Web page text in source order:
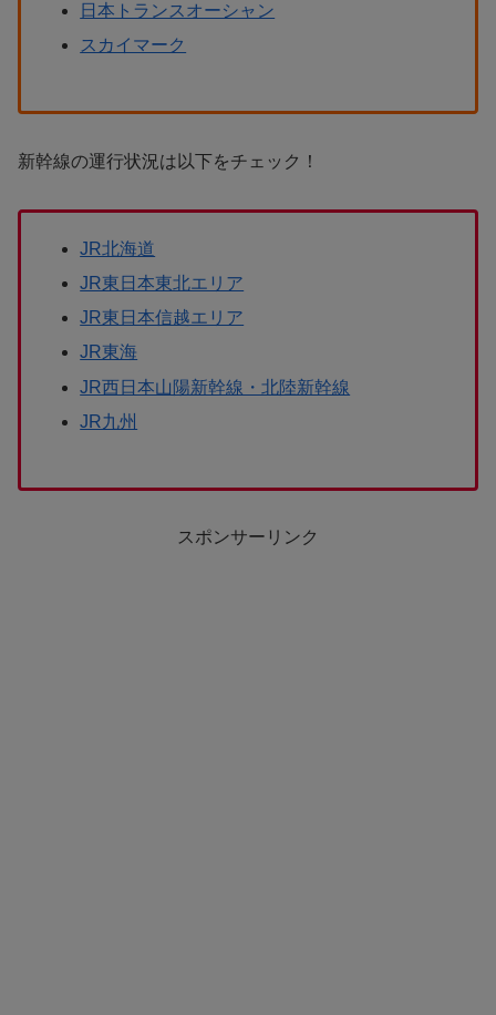
日本トランスオーシャン
スカイマーク
新幹線の運行状況は以下をチェック！
JR北海道
JR東日本東北エリア
JR東日本信越エリア
JR東海
JR西日本山陽新幹線・北陸新幹線
JR九州
スポンサーリンク